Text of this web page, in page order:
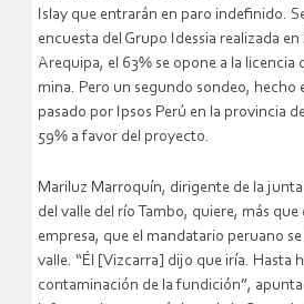
Islay que entrarán en paro indefinido.
encuesta del Grupo Idessia realizada
Arequipa, el 63% se opone a la licencia
mina. Pero un segundo sondeo, hecho
pasado por Ipsos Perú en la provincia
59% a favor del proyecto.
Mariluz Marroquín, dirigente de la
del valle del río Tambo, quiere, más que
empresa, que el mandatario peruano se
valle. “Él [Vizcarra] dijo que iría. Hasta
contaminación de la fundición”,